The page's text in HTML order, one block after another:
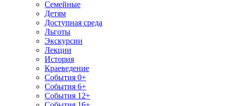
Семейные
Детям
Доступная среда
Льготы
Экскурсии
Лекции
История
Краеведение
События 0+
События 6+
События 12+